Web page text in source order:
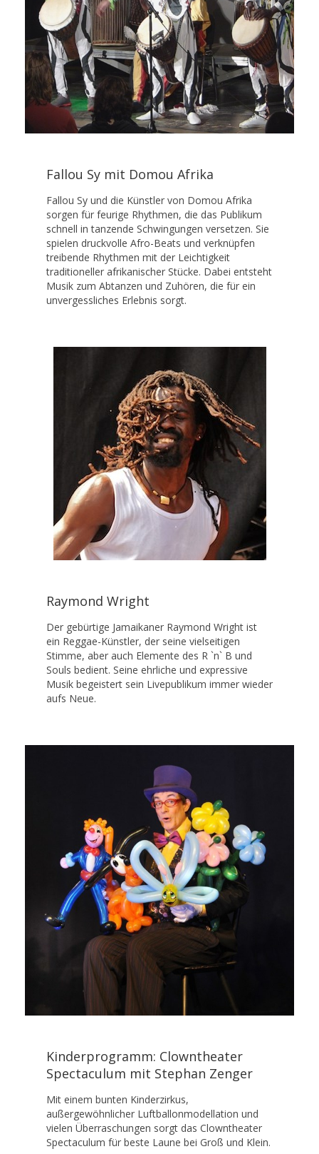
Fallou Sy mit Domou Afrika
Fallou Sy und die Künstler von Domou Afrika
sorgen für feurige Rhythmen, die das Publikum
schnell in tanzende Schwingungen versetzen. Sie
spielen druckvolle Afro-Beats und verknüpfen
treibende Rhythmen mit der Leichtigkeit
traditioneller afrikanischer Stücke. Dabei entsteht
Musik zum Abtanzen und Zuhören, die für ein
unvergessliches Erlebnis sorgt.
Raymond Wright
Der gebürtige Jamaikaner Raymond Wright ist
ein Reggae-Künstler, der seine vielseitigen
Stimme, aber auch Elemente des R `n` B und
Souls bedient. Seine ehrliche und expressive
Musik begeistert sein Livepublikum immer wieder
aufs Neue.
Kinderprogramm: Clowntheater
Spectaculum mit Stephan Zenger
Mit einem bunten Kinderzirkus,
außergewöhnlicher Luftballonmodellation und
vielen Überraschungen sorgt das Clowntheater
Spectaculum für beste Laune bei Groß und Klein.